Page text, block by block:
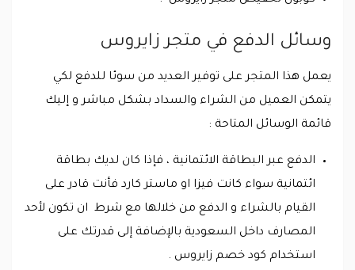
وسائل الدفع في متجر زايروس
يعمل هذا المتجر على توفير العديد من سوئا للدفع لكي
يتمكن العميل من الشراء والسداد بشكل مباشر و إليك
قائمة الوسائل المتاحة :
الدفع عبر البطاقة الائتمانية ، فإذا كان لديك بطاقة
ائتمانية سواء كانت فيزا او ماستر كارد فأنت قادر على
القيام بالشراء و الدفع من خلالها مع شرط ان تكون لأحد
المصارف داخل السعودية بالإضافة إلى قدرتك على
استخدام كود خصم زايروس .